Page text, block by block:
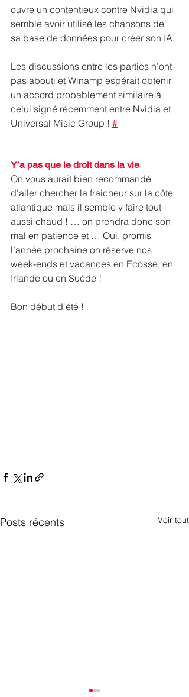
ouvre un contentieux contre Nvidia qui
semble avoir utilisé les chansons de
sa base de données pour créer son IA.
Les discussions entre les parties n’ont
pas abouti et Winamp espérait obtenir
un accord probablement similaire à
celui signé récemment entre Nvidia et
Universal Misic Group ! #
Y’a pas que le droit dans la vie
On vous aurait bien recommandé
d’aller chercher la fraicheur sur la côte
atlantique mais il semble y faire tout
aussi chaud ! … on prendra donc son
mal en patience et … Oui, promis
l’année prochaine on réserve nos
week-ends et vacances en Ecosse, en
Irlande ou en Suède !
Bon début d'été !
Posts récents Voir tout